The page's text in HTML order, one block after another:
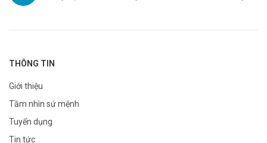
THÔNG TIN
Giới thiệu
Tầm nhìn sứ mệnh
Tuyển dụng
Tin tức